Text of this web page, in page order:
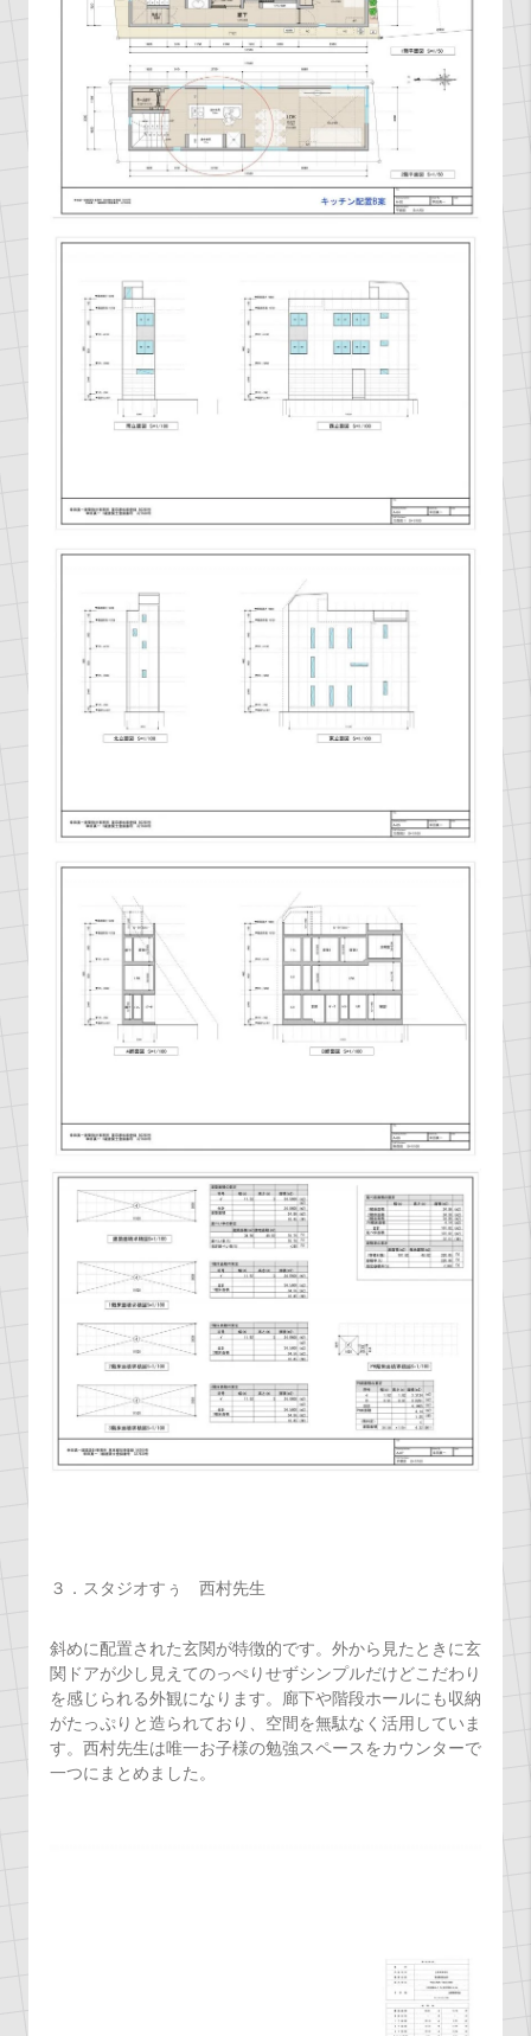
３．スタジオすぅ 西村先生
斜めに配置された玄関が特徴的です。外から見たときに玄
関ドアが少し見えてのっぺりせずシンプルだけどこだわり
を感じられる外観になります。廊下や階段ホールにも収納
がたっぷりと造られており、空間を無駄なく活用していま
す。西村先生は唯一お子様の勉強スペースをカウンターで
一つにまとめました。